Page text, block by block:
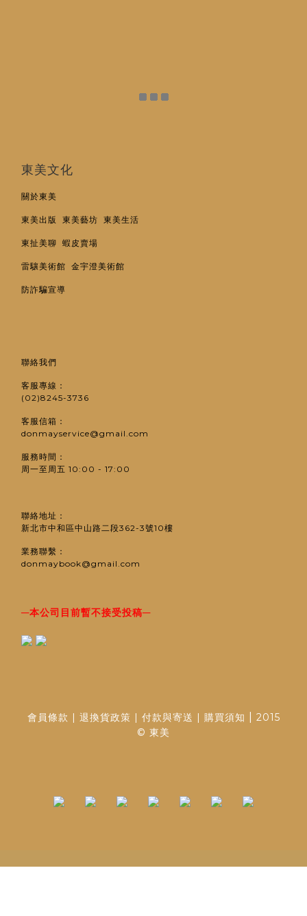
東美文化
關於東美
東美出版 東美藝坊 東美生活
東扯美聊 蝦皮賣場
雷驤美術館 金宇澄美術館
防詐騙宣導
聯絡我們
客服專線：
(02)8245-3736
客服信箱：
donmayservice@gmail.com
服務時間：
周一至周五 10:00 - 17:00
聯絡地址：
新北市中和區中山路二段362-3號10樓
業務聯繫：
donmaybook@gmail.com
─本公司目前暫不接受投稿─
會員條款 | 退換貨政策 | 付款與寄送 | 購買須知
2015
© 東美